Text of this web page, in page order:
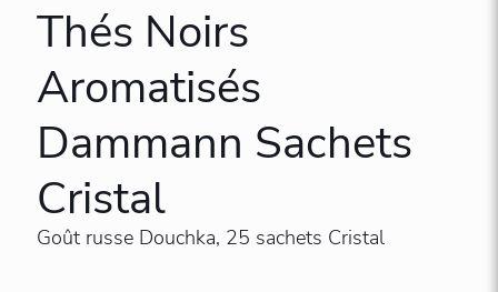
Thés Noirs
Aromatisés
Dammann Sachets
Cristal
Goût russe Douchka, 25 sachets Cristal